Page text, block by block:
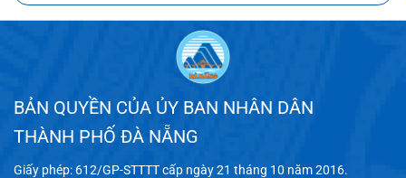
BẢN QUYỀN CỦA ỦY BAN NHÂN DÂN
THÀNH PHỐ ĐÀ NẴNG
Giấy phép: 612/GP-STTTT cấp ngày 21 tháng 10 năm 2016.